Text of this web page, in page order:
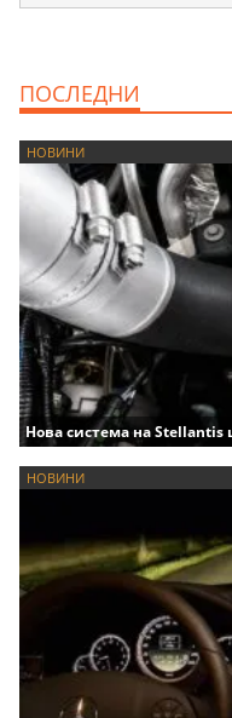
ПОСЛЕДНИ
НОВИНИ
Нова система на Stellantis
НОВИНИ